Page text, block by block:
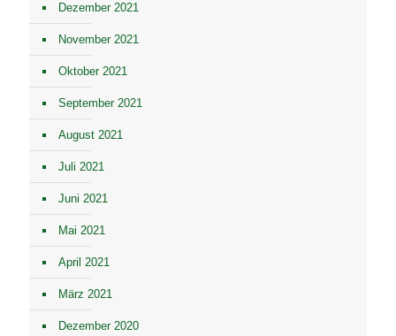
Dezember 2021
November 2021
Oktober 2021
September 2021
August 2021
Juli 2021
Juni 2021
Mai 2021
April 2021
März 2021
Dezember 2020